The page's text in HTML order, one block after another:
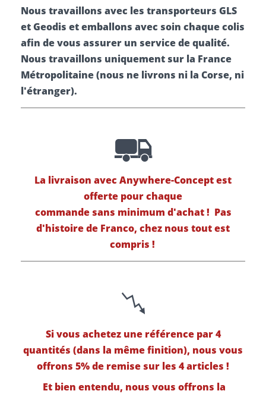
Nous travaillons avec les transporteurs GLS
et Geodis et emballons avec soin chaque colis
afin de vous assurer un service de qualité.
Nous travaillons uniquement sur la France
Métropolitaine (nous ne livrons ni la Corse, ni
l'étranger).
La livraison avec Anywhere-Concept est
offerte pour chaque
commande sans minimum d'achat ! Pas
d'histoire de Franco, chez nous tout est
compris !
Si vous achetez une référence par 4
quantités (dans la même finition), nous vous
offrons 5% de remise sur les 4 articles !
Et bien entendu, nous vous offrons la